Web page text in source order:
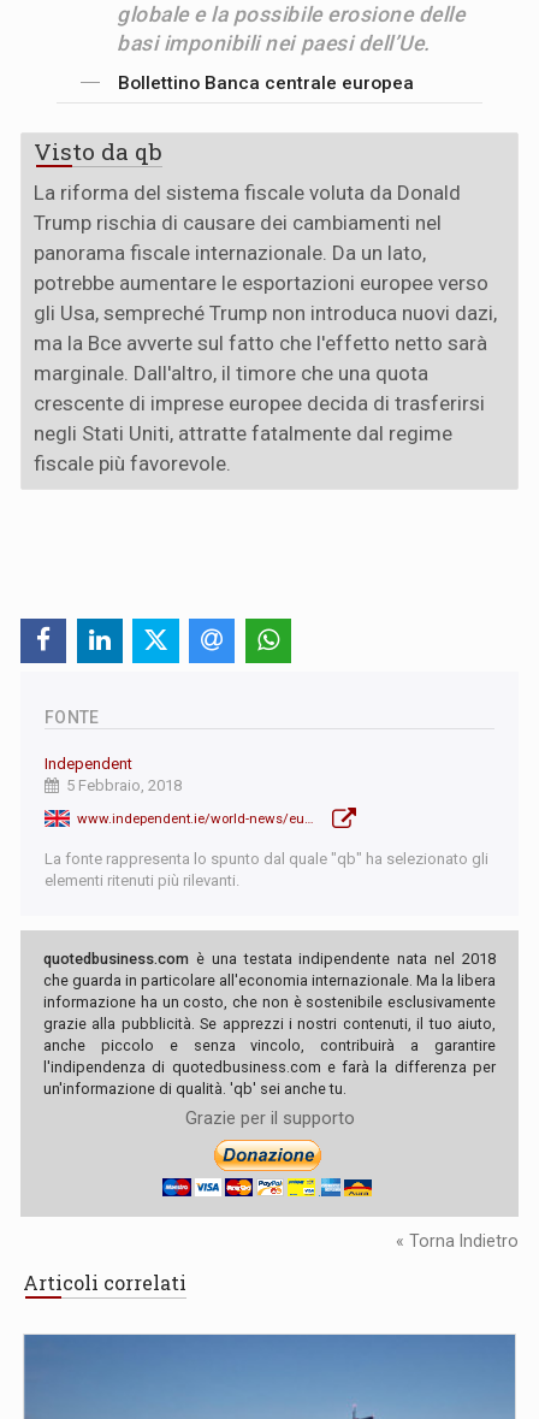
globale e la possibile erosione delle
basi imponibili nei paesi dell’Ue.
Bollettino Banca centrale europea
Visto da qb
La riforma del sistema fiscale voluta da Donald
Trump rischia di causare dei cambiamenti nel
panorama fiscale internazionale. Da un lato,
potrebbe aumentare le esportazioni europee verso
gli Usa, sempreché Trump non introduca nuovi dazi,
ma la Bce avverte sul fatto che l'effetto netto sarà
marginale. Dall'altro, il timore che una quota
crescente di imprese europee decida di trasferirsi
negli Stati Uniti, attratte fatalmente dal regime
fiscale più favorevole.
FONTE
Independent
5 Febbraio, 2018
La fonte rappresenta lo spunto dal quale "qb" ha selezionato gli
elementi ritenuti più rilevanti.
quotedbusiness.com è una testata indipendente nata nel 2018
che guarda in particolare all'economia internazionale. Ma la libera
informazione ha un costo, che non è sostenibile esclusivamente
grazie alla pubblicità. Se apprezzi i nostri contenuti, il tuo aiuto,
anche piccolo e senza vincolo, contribuirà a garantire
l'indipendenza di quotedbusiness.com e farà la differenza per
un'informazione di qualità. 'qb' sei anche tu.
Grazie per il supporto
« Torna Indietro
Articoli correlati